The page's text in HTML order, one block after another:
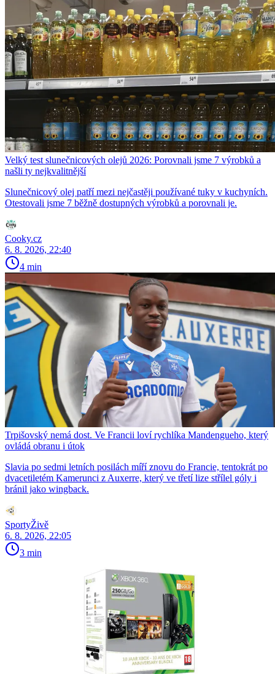
Velký test slunečnicových olejů 2026: Porovnali jsme 7 výrobků a
našli ty nejkvalitnější
Slunečnicový olej patří mezi nejčastěji používané tuky v kuchyních.
Otestovali jsme 7 běžně dostupných výrobků a porovnali je.
Cooky.cz
6. 8. 2026, 22:40
4 min
Trpišovský nemá dost. Ve Francii loví rychlíka Mandengueho, který
ovládá obranu i útok
Slavia po sedmi letních posilách míří znovu do Francie, tentokrát po
dvacetiletém Kamerunci z Auxerre, který ve třetí lize střílel góly i
bránil jako wingback.
SportyŽivě
6. 8. 2026, 22:05
3 min